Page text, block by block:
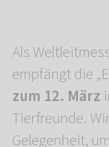
Als
empfängt die
zum 12. März
Tierfreunde.
Gelegenheit,